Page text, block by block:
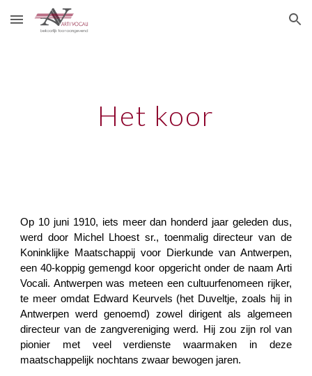
Skip to main content Skip to navigation
Het koor
Op 10 juni 1910, iets meer dan honderd jaar geleden dus,
werd door Michel Lhoest sr., toenmalig directeur van de
Koninklijke Maatschappij voor Dierkunde van Antwerpen,
een 40-koppig gemengd koor opgericht onder de naam Arti
Vocali. Antwerpen was meteen een cultuurfenomeen rijker,
te meer omdat Edward Keurvels (het Duveltje, zoals hij in
Antwerpen werd genoemd) zowel dirigent als algemeen
directeur van de zangvereniging werd. Hij zou zijn rol van
pionier met veel verdienste waarmaken in deze
maatschappelijk nochtans zwaar bewogen jaren.